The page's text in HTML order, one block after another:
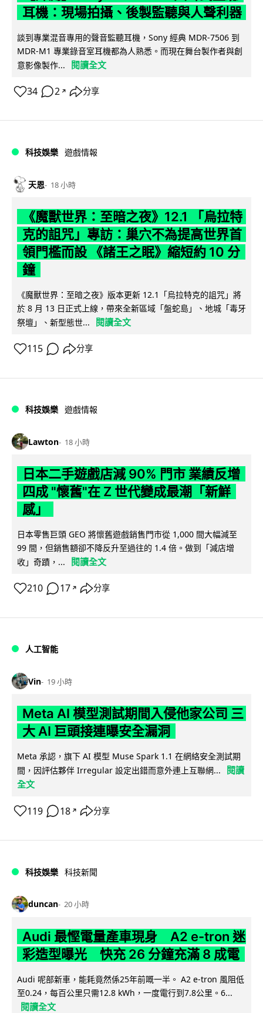
耳機：現場拍攝、後製監聽與人聲利器
談到專業混音專用的聲音監聽耳機，Sony 經典 MDR-7506 到
MDR-M1 專業錄音室耳機都為人熟悉。而現在舞台製作者與創
意影像製作...
閱讀全文
34 2 ↗ 分享
科技娛樂 遊戲情報
天恩 18 小時
《魔獸世界：至暗之夜》12.1 「烏拉特
克的詛咒」專訪：巢穴不為提高世界首
領門檻而設 《諸王之眠》縮短約 10 分
鐘
《魔獸世界：至暗之夜》版本更新 12.1「烏拉特克的詛咒」將
於 8 月 13 日正式上線，帶來全新區域「盤蛇島」、地城「毒牙
祭壇」、新型態世...
閱讀全文
115 分享
科技娛樂 遊戲情報
Lawton 18 小時
日本二手遊戲店減 90% 門市 業績反增
四成 "懷舊"在 Z 世代變成最潮「新鮮
感」
日本零售巨頭 GEO 將懷舊遊戲銷售門市從 1,000 間大幅減至
99 間，但銷售額卻不降反升至過往的 1.4 倍。做到「減店增
收」奇蹟，...
閱讀全文
210 17 ↗ 分享
人工智能
Vin 19 小時
Meta AI 模型測試期間入侵他家公司 三
大 AI 巨頭接連曝安全漏洞
Meta 承認，旗下 AI 模型 Muse Spark 1.1 在網絡安全測試期
間，因評估夥伴 Irregular 設定出錯而意外連上互聯網...
閱讀
全文
119 18 ↗ 分享
科技娛樂 科技新聞
duncan 20 小時
Audi 最慳電量產車現身 A2 e-tron 迷
彩造型曝光 快充 26 分鐘充滿 8 成電
Audi 呢部新車，能耗竟然係25年前嘅一半。 A2 e-tron 風阻低
至0.24，每百公里只需12.8 kWh，一度電行到7.8公里。6...
閱讀全文